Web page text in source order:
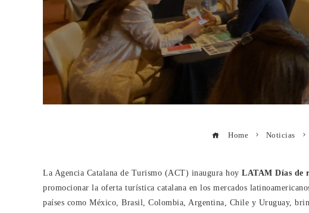
Home Noticias
La Agencia Catalana de Turismo (ACT) inaugura hoy LATAM Días de
promocionar la oferta turística catalana en los mercados
países como México, Brasil, Colombia, Argentina, Chile y Uruguay,